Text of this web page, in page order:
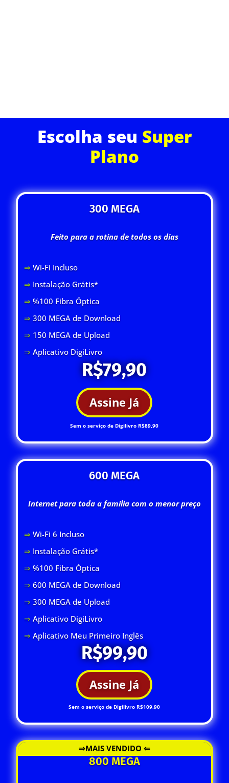
Escolha seu Super
Plano
300 MEGA
Feito para a rotina de todos os dias
⇒ Wi-Fi Incluso
⇒ Instalação Grátis*
⇒ %100 Fibra Óptica
⇒ 300 MEGA de Download
⇒ 150 MEGA de Upload
⇒Aplicativo DigiLivro
R$79,90
Assine Já
Sem o serviço de Digilivro R$89,90
600 MEGA
Internet para toda a família com o menor preço
⇒ Wi-Fi 6 Incluso
⇒ Instalação Grátis*
⇒ %100 Fibra Óptica
⇒ 600 MEGA de Download
⇒300 MEGA de Upload
⇒Aplicativo DigiLivro
⇒Aplicativo Meu Primeiro Inglês
R$99,90
Assine Já
Sem o serviço de Digilivro R$109,90
⇒MAIS VENDIDO ⇐
800 MEGA